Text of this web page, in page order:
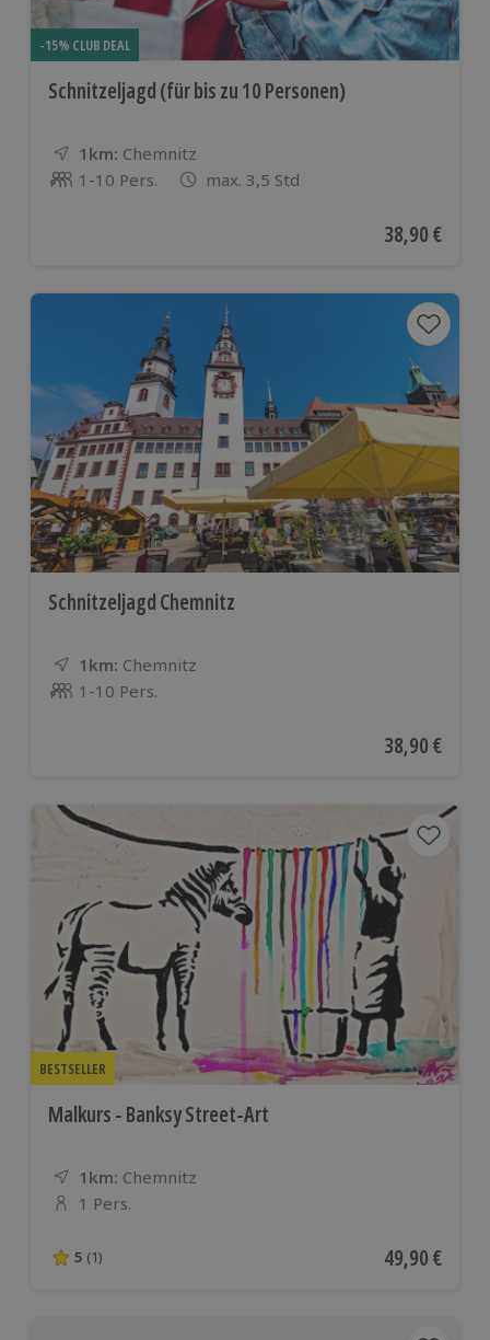
-15% CLUB DEAL
Schnitzeljagd (für bis zu 10 Personen)
1km: Entfernung
Standort
Chemnitz
Anzahl der Teilnehmer
1-10 Pers. max. 3,5 Std
Aktueller
38,90 €
Schnitzeljagd Chemnitz
1km: Entfernung
Standort
Chemnitz
Anzahl der Teilnehmer
1-10 Pers.
Aktueller
38,90 €
BESTSELLER
Malkurs - Banksy Street-Art
1km: Entfernung
Standort
Chemnitz
Anzahl der Teilnehmer
1 Pers.
5 von 5 Sternen basierend auf 1 Bewertungen
5 (1) Aktueller
49,90 €